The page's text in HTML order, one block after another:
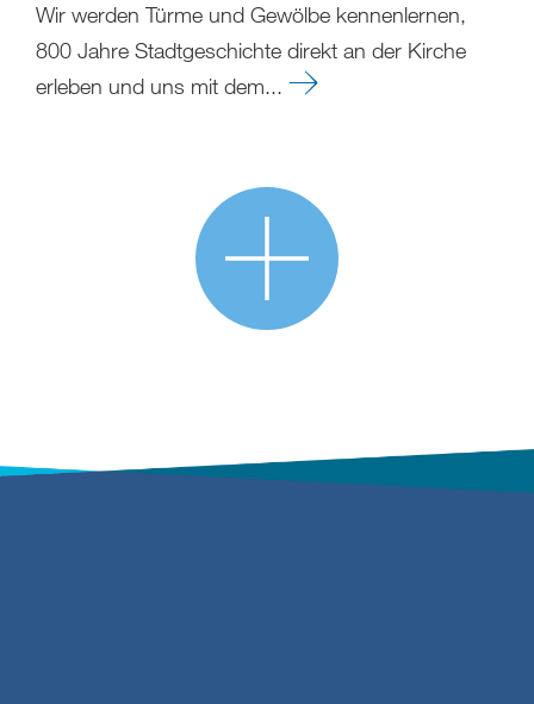
Wir werden Türme und Gewölbe kennenlernen,
800 Jahre Stadtgeschichte direkt an der Kirche
erleben und uns mit dem...